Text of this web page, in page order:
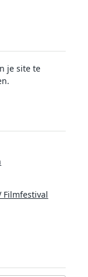
je site te
Filmfestival